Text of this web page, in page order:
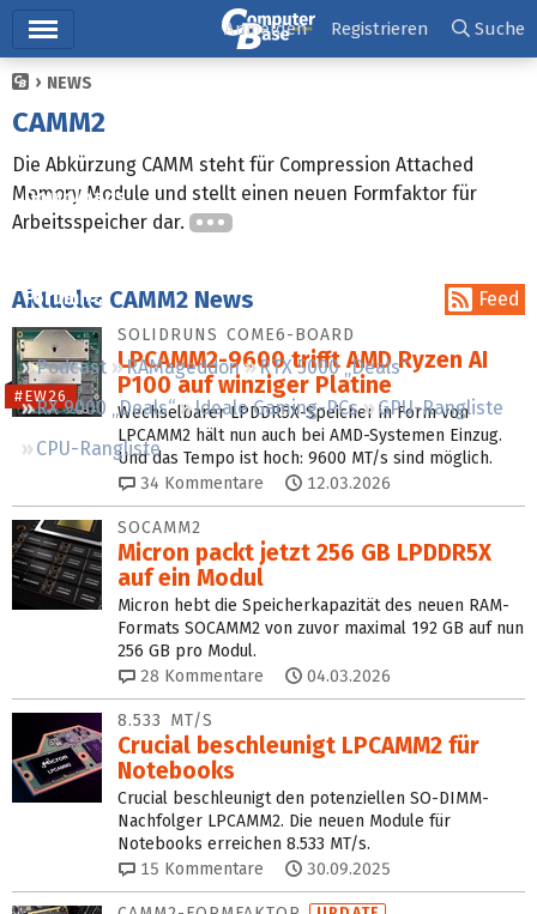
Ticker
Downloads
Forum
Podcast RAMageddon
RTX 5000 „Deals“
RX 9000 „Deals“
Ideale Gaming-PCs
GPU-Rangliste
CPU-Rangliste
Anmelden Registrieren Suche
NEWS
CAMM2
Die Abkürzung CAMM steht für Compression Attached
Memory Module und stellt einen neuen Formfaktor für
Arbeitsspeicher dar.
Aktuelle CAMM2 News Feed
#EW26
SOLIDRUNS COME6-BOARD
LPCAMM2-9600 trifft AMD Ryzen AI
P100 auf winziger Platine
Wechselbarer LPDDR5X-Speicher in Form von
LPCAMM2 hält nun auch bei AMD-Systemen Einzug.
Und das Tempo ist hoch: 9600 MT/s sind möglich.
34 Kommentare 12.03.2026
SOCAMM2
Micron packt jetzt 256 GB LPDDR5X
auf ein Modul
Micron hebt die Speicherkapazität des neuen RAM-
Formats SOCAMM2 von zuvor maximal 192 GB auf nun
256 GB pro Modul.
28 Kommentare 04.03.2026
8.533 MT/S
Crucial beschleunigt LPCAMM2 für
Notebooks
Crucial beschleunigt den potenziellen SO-DIMM-
Nachfolger LPCAMM2. Die neuen Module für
Notebooks erreichen 8.533 MT/s.
15 Kommentare 30.09.2025